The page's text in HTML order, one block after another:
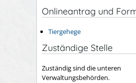
Onlineantrag und
Tiergehege
Zuständige Stelle
Zuständig sind die unteren
Verwaltungsbehörden.